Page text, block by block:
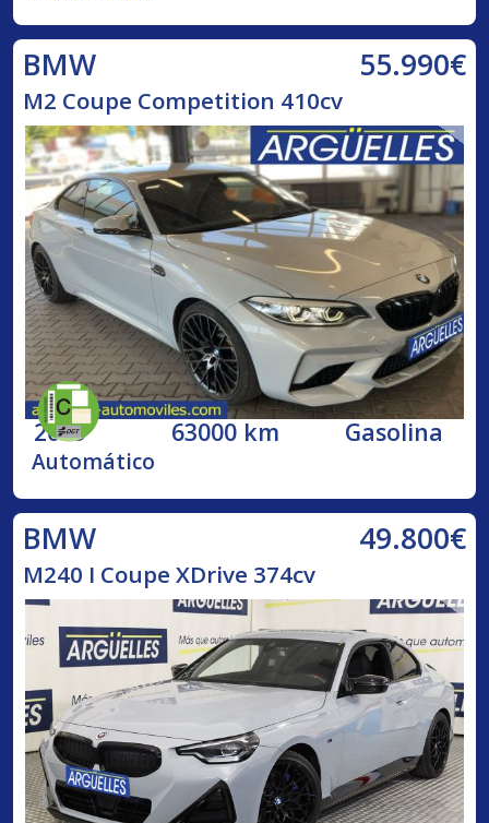
BMW 55.990€
M2 Coupe Competition 410cv
2019 63000 km Gasolina
Automático
BMW 49.800€
M240 I Coupe XDrive 374cv